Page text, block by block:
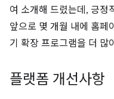
여 소개해 드렸는데, 긍정
앞으로 몇 개월 내에 홈페
기 확장 프로그램을 더 많
플랫폼 개선사항